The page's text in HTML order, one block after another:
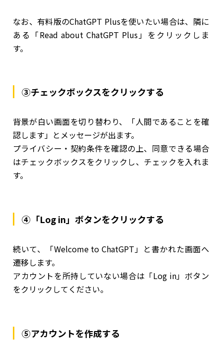
なお、有料版のChatGPT Plusを使いたい場合は、隣に
ある「Read about ChatGPT Plus」をクリックしま
す。
③チェックボックスをクリックする
背景が白い画面を切り替わり、「人間であることを確
認します」とメッセージが出ます。
プライバシー・契約条件を確認の上、同意できる場合
はチェックボックスをクリックし、チェックを入れま
す。
④「Log in」ボタンをクリックする
続いて、「Welcome to ChatGPT」と書かれた画面へ
遷移します。
アカウントを所持していない場合は「Log in」ボタン
をクリックしてください。
⑤アカウントを作成する